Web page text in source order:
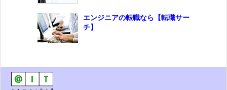
エンジニアの転職なら【転職サー
チ】